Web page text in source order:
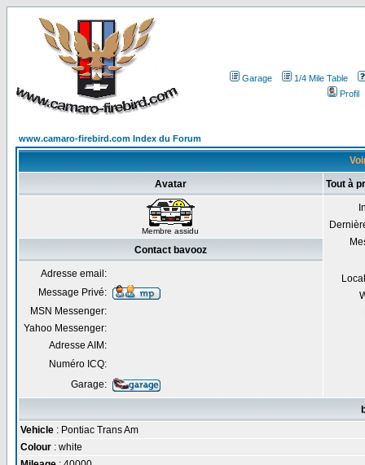
Garage
1/4 Mile Table
Profil
www.camaro-firebird.com Index du Forum
Avatar Tout à
Membre assidu
Contact bavooz
Adresse email:
Message Privé:
MSN Messenger:
Yahoo Messenger:
Adresse AIM:
Numéro ICQ:
Garage:
Vehicle : Pontiac Trans Am
Colour : white